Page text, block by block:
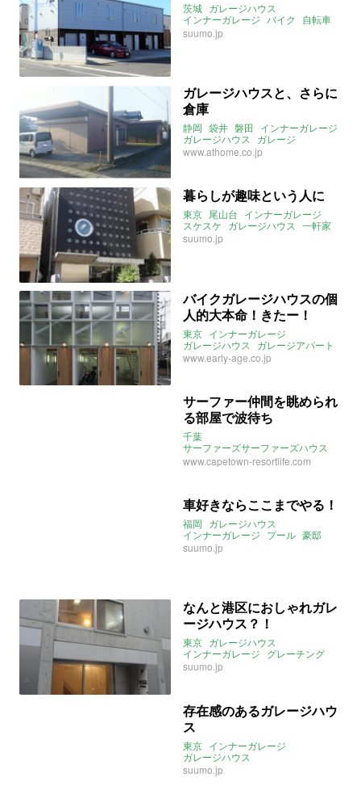
茨城 ガレージハウス
インナーガレージ バイク
自転車
ウッドデッキ
suumo.jp
ガレージハウスと、さらに
倉庫
静岡 袋井 磐田 インナーガレージ
ガレージハウス
ガレージ
倉庫付住宅 倉庫
www.athome.co.jp
暮らしが趣味という人に
東京 尾山台 インナーガレージ
スケスケ ガレージハウス 一軒家
suumo.jp
バイクガレージハウスの個
人的大本命！きたー！
東京 インナーガレージ
ガレージハウス
ガレージアパート
バイク 自転車 スケスケ
www.early-age.co.jp
サーファー仲間を眺められ
る部屋で波待ち
千葉
サーファーズサーファーズハウス
外シャワー インナーガレージ
ガレージハウス
シーリングファン
www.capetown-resortlife.com
車好きならここまでやる！
福岡 ガレージハウス
インナーガレージ プール 豪邸
車が好き過ぎ
suumo.jp
なんと港区におしゃれガレ
ージハウス？！
東京 ガレージハウス
インナーガレージ グレーチング
suumo.jp
存在感のあるガレージハウ
ス
東京 インナーガレージ
ガレージハウス
ビルトインガレージ
suumo.jp